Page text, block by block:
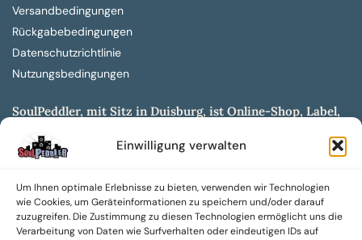
Einwilligung verwalten
Um Ihnen optimale Erlebnisse zu bieten, verwenden wir Technologien
wie Cookies, um Geräteinformationen zu speichern und/oder darauf
zuzugreifen. Die Zustimmung zu diesen Technologien ermöglicht uns die
Verarbeitung von Daten wie Surfverhalten oder eindeutigen IDs auf
Versandbedingungen
Rückgabebedingungen
Datenschutzrichtlinie
Nutzungsbedingungen
SoulPeddler, mit Sitz in Duisburg, ist Online-Shop, Label,
entwickelt aus dem SoulPeddler Vinyl-Presswerk und
Wir bieten eine breite Auswahl an sowohl hochgradig
sammelwürdigen als auch Mainstream-Titeln und -Formaten auf
Vinyl, CD und weiteren Medien.